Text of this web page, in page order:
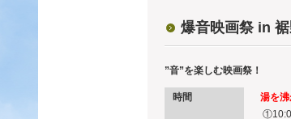
爆音映画祭 in
”音”を楽しむ映画祭！
時間
湯を